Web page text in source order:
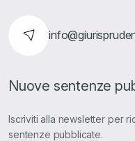
Nuove sentenze
Iscriviti alla newsletter per
sentenze pubblicate.